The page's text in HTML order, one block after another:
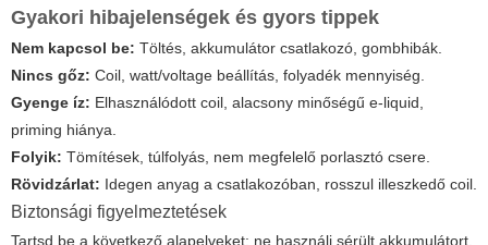
Gyakori hibajelenségek és gyors tippek
Nem kapcsol be: Töltés, akkumulátor csatlakozó, gombhibák.
Nincs gőz: Coil, watt/voltage beállítás, folyadék mennyiség.
Gyenge íz: Elhasználódott coil, alacsony minőségű e-liquid,
priming hiánya.
Folyik: Tömítések, túlfolyás, nem megfelelő porlasztó csere.
Rövidzárlat: Idegen anyag a csatlakozóban, rosszul illeszkedő coil.
Biztonsági figyelmeztetések
Tartsd be a következő alapelveket: ne használj sérült akkumulátort,